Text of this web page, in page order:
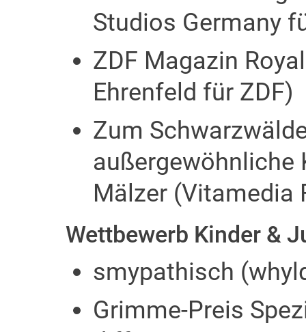
Studios Germany
ZDF Magazin
Ehrenfeld für ZDF)
Zum
außergewöhnliche
Mälzer (Vitamedia
Wettbewerb Kinder &
smypathisch
Grimme-Preis